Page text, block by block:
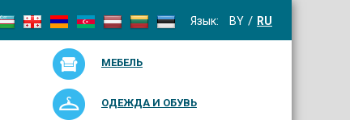
Язык: BY RU
МЕБЕЛЬ
ОДЕЖДА И ОБУВЬ